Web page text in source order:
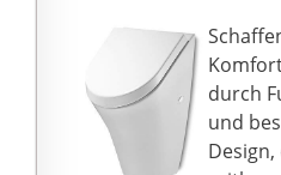
Urinal
Urinal
durch
und